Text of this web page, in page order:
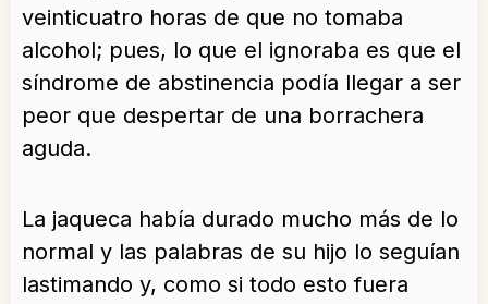
veinticuatro horas de que no tomaba
alcohol; pues, lo que el ignoraba es que el
síndrome de abstinencia podía llegar a ser
peor que despertar de una borrachera
aguda.
La jaqueca había durado mucho más de lo
normal y las palabras de su hijo lo seguían
lastimando y, como si todo esto fuera